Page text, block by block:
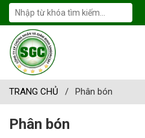
TRANG CHỦ / Phân bón
Phân bón